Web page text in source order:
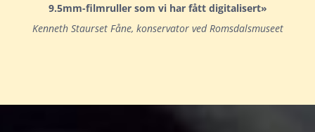
9.5mm-filmruller som vi har fått digitalisert»
Kenneth Staurset Fåne, konservator ved Romsdalsmuseet